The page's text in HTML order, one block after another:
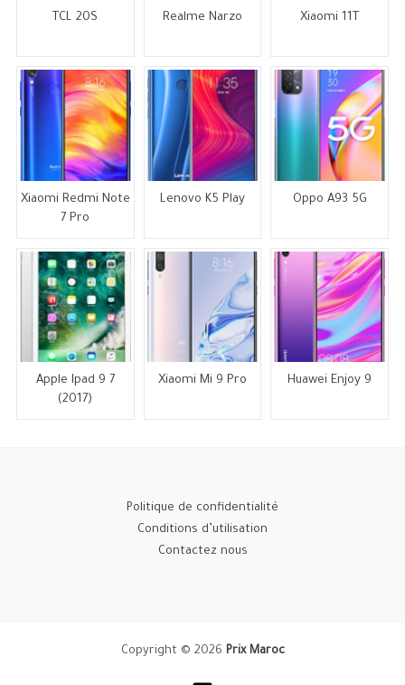
TCL 20S Realme Narzo Xiaomi 11T
Xiaomi Redmi Note
7 Pro
Lenovo K5 Play Oppo A93 5G
Apple Ipad 9 7
(2017)
Xiaomi Mi 9 Pro Huawei Enjoy 9
Politique de confidentialité
Conditions d’utilisation
Contactez nous
Copyright © 2026 Prix Maroc